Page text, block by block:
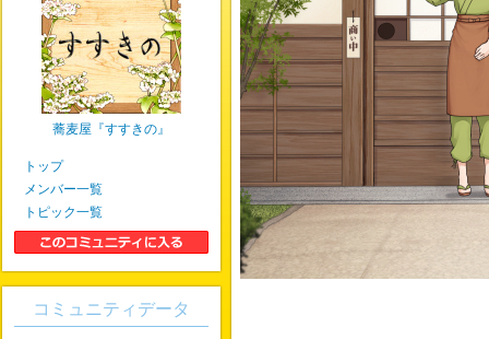
蕎麦屋『すすきの』
トップ
メンバー一覧
トピック一覧
コミュニティデータ